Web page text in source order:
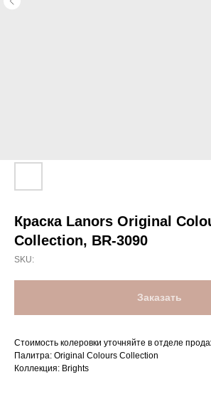
Краска Lanors Original
Collection, BR-3090
SKU:
Заказать
Стоимость колеровки уточняйте в отделе
Палитра: Original Colours Collection
Коллекция: Brights